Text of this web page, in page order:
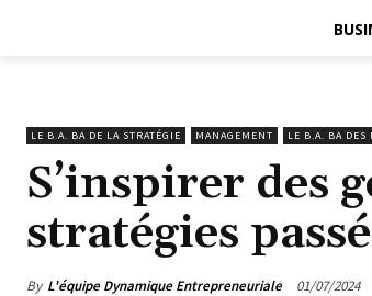
LE B.A. BA DE LA STRATÉGIE MANAGEMENT LE B.A. BA DES
S’inspirer des
stratégies
By L'équipe Dynamique Entrepreneuriale 01/07/2024